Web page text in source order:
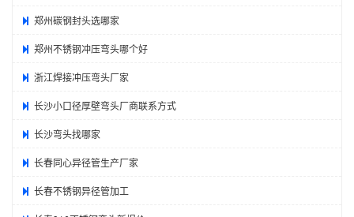
郑州碳钢封头选哪家
郑州不锈钢冲压弯头哪个好
浙江焊接冲压弯头厂家
长沙小口径厚壁弯头厂商联系方式
长沙弯头找哪家
长春同心异径管生产厂家
长春不锈钢异径管加工